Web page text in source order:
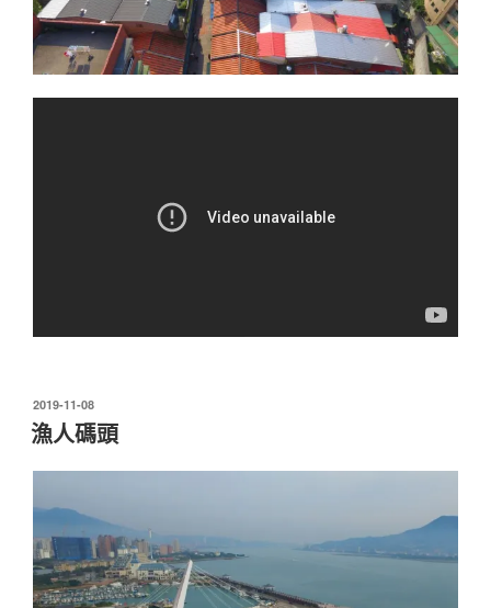
發
佈
於
2019-11-08
漁人碼頭